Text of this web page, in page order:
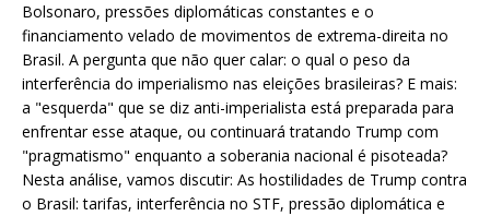
Bolsonaro, pressões diplomáticas constantes e o
financiamento velado de movimentos de extrema-direita no
Brasil. A pergunta que não quer calar: o qual o peso da
interferência do imperialismo nas eleições brasileiras? E mais:
a "esquerda" que se diz anti-imperialista está preparada para
enfrentar esse ataque, ou continuará tratando Trump com
"pragmatismo" enquanto a soberania nacional é pisoteada?
Nesta análise, vamos discutir: As hostilidades de Trump contra
o Brasil: tarifas, interferência no STF, pressão diplomática e